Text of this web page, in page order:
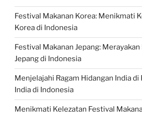
Festival Makanan Korea: Menikmati
Korea di Indonesia
Festival Makanan Jepang:
Jepang di Indonesia
Menjelajahi Ragam Hidangan India di
India di Indonesia
Menikmati Kelezatan Festival